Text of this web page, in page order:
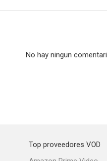
No hay ningun
Top proveedores VOD